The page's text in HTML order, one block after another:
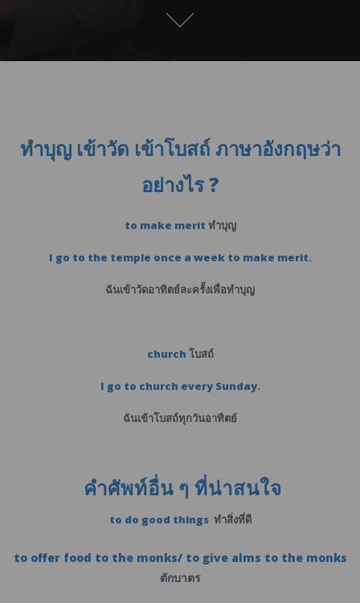
ทำบุญ เข้าวัด เข้าโบสถ์ ภาษาอังกฤษว่า
อย่างไร ?
to make merit ทำบุญ
I go to the temple once a week to make merit.
ฉันเข้าวัดอาทิตย์ละครั้งเพื่อทำบุญ
church โบสถ์
I go to church every Sunday.
ฉันเข้าโบสถ์ทุกวันอาทิตย์
คำศัพท์อื่น ๆ ที่น่าสนใจ
to do good things ทำสิ่งที่ดี
to offer food to the monks/ to give alms to the monks
ตักบาตร